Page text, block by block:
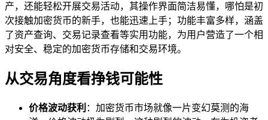
产，还能轻松开展交易活动，其操作界面简洁易懂，哪怕是初
次接触加密货币的新手，也能迅速上手；功能丰富多样，涵盖
了资产查询、交易记录查看等实用功能，为用户营造了一个相
对安全、稳定的加密货币存储和交易环境。
从交易角度看挣钱可能性
价格波动获利 ：加密货币市场就像一片变幻莫测的海